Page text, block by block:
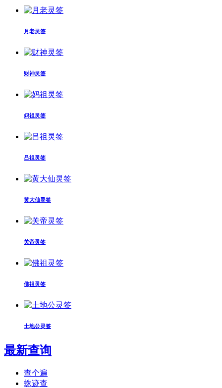
月老灵签
财神灵签
妈祖灵签
吕祖灵签
黄大仙灵签
关帝灵签
佛祖灵签
土地公灵签
最新查询
查个遍
蛛迹查